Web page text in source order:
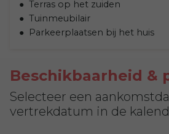
Terras op het zuiden
Tuinmeubilair
Parkeerplaatsen bij het huis
Beschikbaarheid &
Selecteer een
vertrekdatum in de